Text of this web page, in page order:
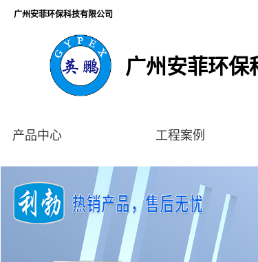
广州安菲环保科技有限公司
广州安菲环保
产品中心 工程案例